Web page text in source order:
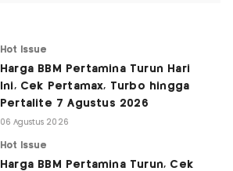
Hot Issue
Harga BBM Pertamina Turun Hari
Ini, Cek Pertamax, Turbo hingga
Pertalite 7 Agustus 2026
06 Agustus 2026
Hot Issue
Harga BBM Pertamina Turun, Cek